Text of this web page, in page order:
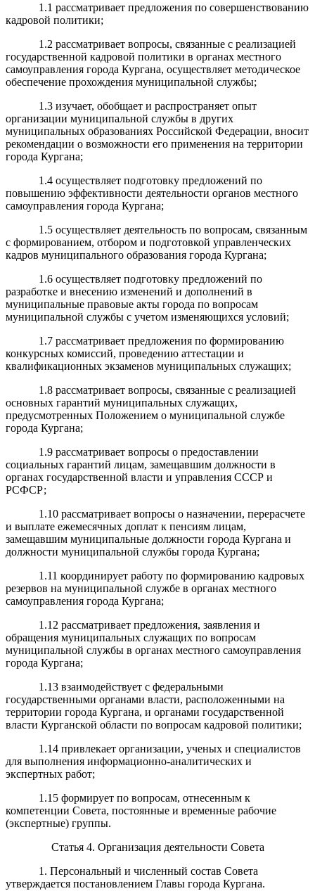
1.1 рассматривает предложения по совершенствованию
кадровой политики;
1.2 рассматривает вопросы, связанные с реализацией
государственной кадровой политики в органах местного
самоуправления города Кургана, осуществляет методическое
обеспечение прохождения муниципальной службы;
1.3 изучает, обобщает и распространяет опыт
организации муниципальной службы в других
муниципальных образованиях Российской Федерации, вносит
рекомендации о возможности его применения на территории
города Кургана;
1.4 осуществляет подготовку предложений по
повышению эффективности деятельности органов местного
самоуправления города Кургана;
1.5 осуществляет деятельность по вопросам, связанным
с формированием, отбором и подготовкой управленческих
кадров муниципального образования города Кургана;
1.6 осуществляет подготовку предложений по
разработке и внесению изменений и дополнений в
муниципальные правовые акты города по вопросам
муниципальной службы с учетом изменяющихся условий;
1.7 рассматривает предложения по формированию
конкурсных комиссий, проведению аттестации и
квалификационных экзаменов муниципальных служащих;
1.8 рассматривает вопросы, связанные с реализацией
основных гарантий муниципальных служащих,
предусмотренных Положением о муниципальной службе
города Кургана;
1.9 рассматривает вопросы о предоставлении
социальных гарантий лицам, замещавшим должности в
органах государственной власти и управления СССР и
РСФСР;
1.10 рассматривает вопросы о назначении, перерасчете
и выплате ежемесячных доплат к пенсиям лицам,
замещавшим муниципальные должности города Кургана и
должности муниципальной службы города Кургана;
1.11 координирует работу по формированию кадровых
резервов на муниципальной службе в органах местного
самоуправления города Кургана;
1.12 рассматривает предложения, заявления и
обращения муниципальных служащих по вопросам
муниципальной службы в органах местного самоуправления
города Кургана;
1.13 взаимодействует с федеральными
государственными органами власти, расположенными на
территории города Кургана, и органами государственной
власти Курганской области по вопросам кадровой политики;
1.14 привлекает организации, ученых и специалистов
для выполнения информационно-аналитических и
экспертных работ;
1.15 формирует по вопросам, отнесенным к
компетенции Совета, постоянные и временные рабочие
(экспертные) группы.
Статья 4. Организация деятельности Совета
1. Персональный и численный состав Совета
утверждается постановлением Главы города Кургана.